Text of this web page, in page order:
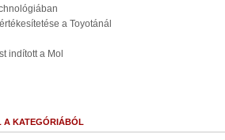
a Toyotánál
indított a Mol
A KATEGÓRIÁBÓL